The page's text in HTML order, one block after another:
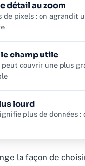
détail au zoom
de pixels : on agrandit
champ utile
peut couvrir une plus
lourd
plus de données
la façon de